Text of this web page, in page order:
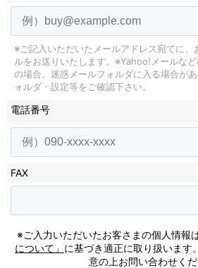
※ご記入いただいたメールアドレス宛てに、
ルをお送りいたします。 ※Yahoo!メールな
の場合、迷惑メールフォルダに入る場合があ
ォルダ・設定等をご確認下さい。
電話番号
FAX
※ご入力いただいたお客さまの個人情報は
について」 に基づき適正に取り扱います
意の上お問い合わせくだ